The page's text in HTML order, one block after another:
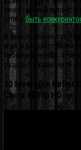
качественный проект
чтобыбыть
А вышло все не так
игре и разработчикам
профессионалов,
разработки изменить
10 Inversion Roller
China 1080p HD